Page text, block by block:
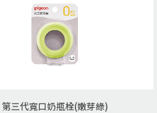
第三代寬口奶瓶栓(嫩芽綠)